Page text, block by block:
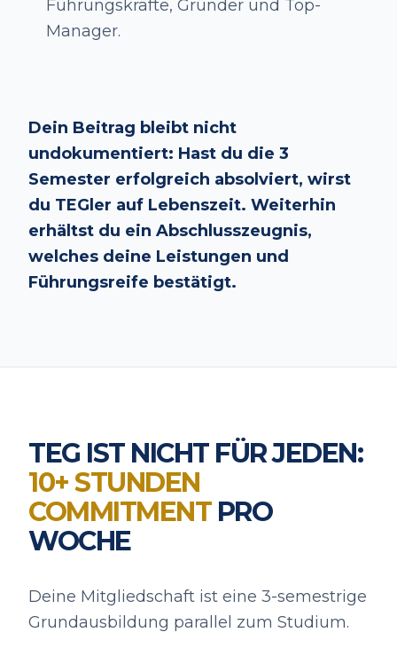
Führungskräfte, Gründer und Top-
Manager.
Dein Beitrag bleibt nicht
undokumentiert: Hast du die 3
Semester erfolgreich absolviert, wirst
du TEGler auf Lebenszeit. Weiterhin
erhältst du ein Abschlusszeugnis,
welches deine Leistungen und
Führungsreife bestätigt.
TEG IST NICHT FÜR JEDEN:
10+ STUNDEN
COMMITMENT PRO
WOCHE
Deine Mitgliedschaft ist eine 3-semestrige
Grundausbildung parallel zum Studium.